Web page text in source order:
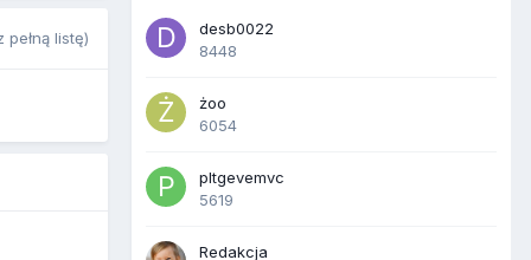
pełną listę)
desb0022
8448
żoo
6054
pltgevemvc
5619
Redakcja